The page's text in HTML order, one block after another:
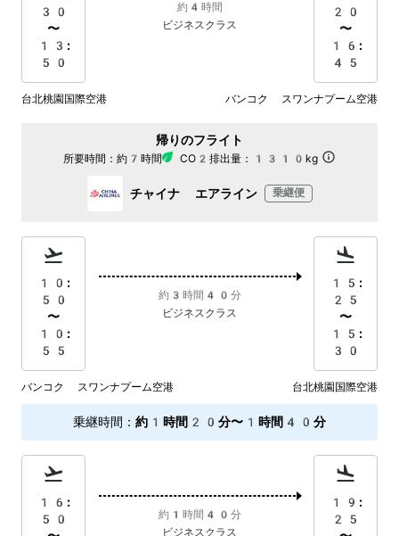
30
〜
13:
50
約4時間
ビジネスクラス
20
〜
16:
45
台北桃園国際空港 バンコク スワンナプーム空港
帰りのフライト
所要時間： 約7時間 CO2排出量： 1310kg
チャイナ エアライン 乗継便
10:
50
〜
10:
55
約3時間40分
ビジネスクラス
15:
25
〜
15:
30
バンコク スワンナプーム空港 台北桃園国際空港
乗継時間 ： 約1時間20分〜1時間40分
16:
50
約1時間40分
ビジネスクラス
19:
25